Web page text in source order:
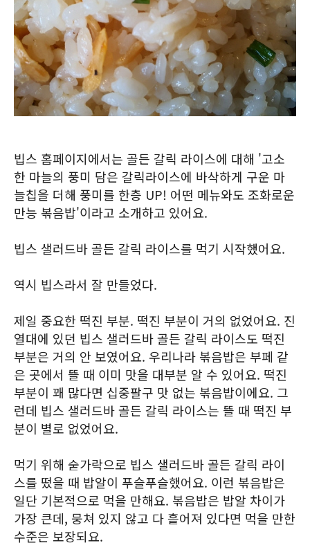
빕스 홈페이지에서는 골든 갈릭 라이스에 대해 '고소
한 마늘의 풍미 담은 갈릭라이스에 바삭하게 구운 마
늘칩을 더해 풍미를 한층 UP! 어떤 메뉴와도 조화로운
만능 볶음밥'이라고 소개하고 있어요.
빕스 샐러드바 골든 갈릭 라이스를 먹기 시작했어요.
역시 빕스라서 잘 만들었다.
제일 중요한 떡진 부분. 떡진 부분이 거의 없었어요. 진
열대에 있던 빕스 샐러드바 골든 갈릭 라이스도 떡진
부분은 거의 안 보였어요. 우리나라 볶음밥은 부페 같
은 곳에서 뜰 때 이미 맛을 대부분 알 수 있어요. 떡진
부분이 꽤 많다면 십중팔구 맛 없는 볶음밥이에요. 그
런데 빕스 샐러드바 골든 갈릭 라이스는 뜰 때 떡진 부
분이 별로 없었어요.
먹기 위해 숟가락으로 빕스 샐러드바 골든 갈릭 라이
스를 떴을 때 밥알이 푸슬푸슬했어요. 이런 볶음밥은
일단 기본적으로 먹을 만해요. 볶음밥은 밥알 차이가
가장 큰데, 뭉쳐 있지 않고 다 흩어져 있다면 먹을 만한
수준은 보장되요.